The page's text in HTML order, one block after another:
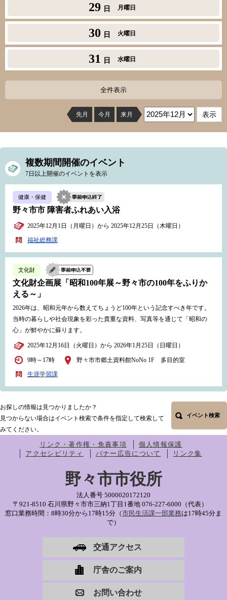
29 日 月曜日
30 日 火曜日
31 日 水曜日
全件表示
先月 今月 来月
複数期間開催のイベント
7日以上開催のイベントを表示
健康・保健
野々市市 障害者ふれあい入浴
2025年12月1日（月曜日）から 2025年12月25日（木曜日）
福祉総務課
文化財
文化財企画展「昭和100年展～野々市の100年をふりか
える～」
2026年は、昭和元年から数えてちょうど100年という記念すべき年です。
当時の暮らしや社会現象を彩った貴重な資料、写真等を通じて「昭和の
心」が鮮やかに蘇ります。
2025年12月16日（火曜日）から 2026年1月25日（日曜日）
9時～17時 野々市市郷土資料館NoNo 1F 多目的室
生涯学習課
お探しの情報は見つかりましたか？
見つからない場合はイベント検索で条件を指定して検索して
みてください。
イベント検索
リンク・著作権・免責事項
個人情報保護
アクセシビリティ
バナー広告について リンク集
野々市市役所
法人番号 5000020172120
〒921-8510 石川県野々市市三納1丁目1番地 076-227-6000（代表）
窓口業務時間：8時30分から17時15分（市民生活課一部業務は17時45分ま
で）
交通アクセス
庁舎のご案内
お問い合わせ